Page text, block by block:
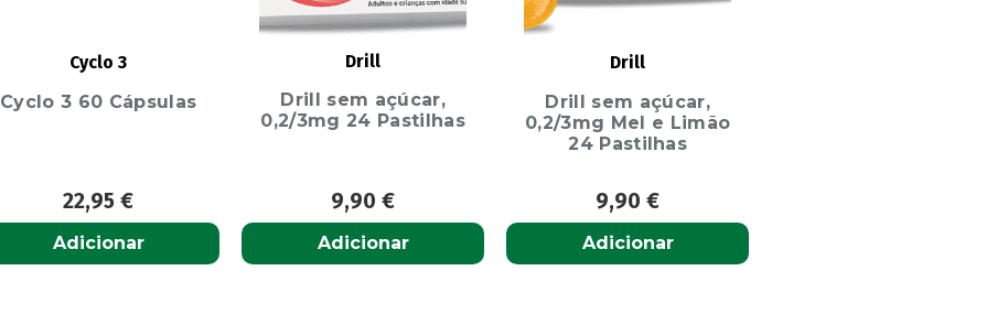
Cyclo 3
Cyclo 3 60 Cápsulas
22,95€
Adicionar
Drill
Drill sem açúcar,
0,2/3mg 24 Pastilhas
9,90€
Adicionar
Drill
Drill sem açúcar,
0,2/3mg Mel e Limão
24 Pastilhas
9,90€
Adicionar